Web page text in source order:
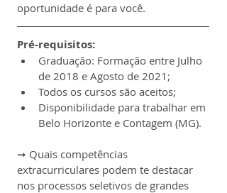
oportunidade é para você.
Pré-requisitos:
Graduação: Formação entre Julho
de 2018 e Agosto de 2021;
Todos os cursos são aceitos;
Disponibilidade para trabalhar em
Belo Horizonte e Contagem (MG).
➞ Quais competências
extracurriculares podem te destacar
nos processos seletivos de grandes